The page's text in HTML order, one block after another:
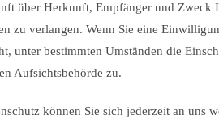
über Herkunft, Empfänger und Zweck
zu verlangen. Wenn Sie eine
unter bestimmten Umständen die
Aufsichtsbehörde zu.
können Sie sich jederzeit an uns